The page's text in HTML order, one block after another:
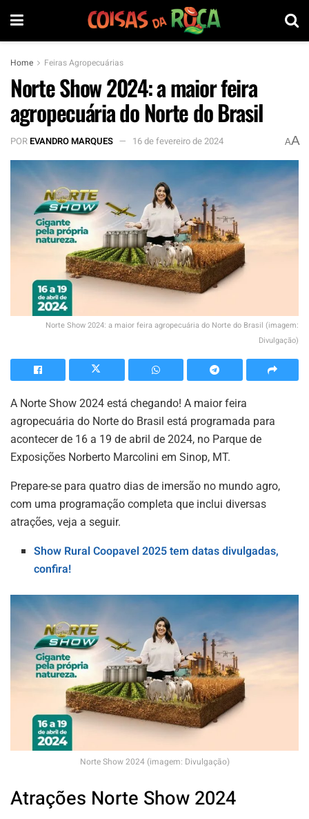
Home Feiras Agropecuárias
Norte Show 2024: a maior feira
agropecuária do Norte do Brasil
POREVANDRO MARQUES 16 de fevereiro de 2024 AA
Norte Show 2024: a maior feira agropecuária do Norte do Brasil (imagem:
Divulgação)
A Norte Show 2024 está chegando! A maior feira
agropecuária do Norte do Brasil está programada para
acontecer de 16 a 19 de abril de 2024, no Parque de
Exposições Norberto Marcolini em Sinop, MT.
Prepare-se para quatro dias de imersão no mundo agro,
com uma programação completa que inclui diversas
atrações, veja a seguir.
Show Rural Coopavel 2025 tem datas divulgadas,
confira!
Norte Show 2024 (imagem: Divulgação)
Atrações Norte Show 2024